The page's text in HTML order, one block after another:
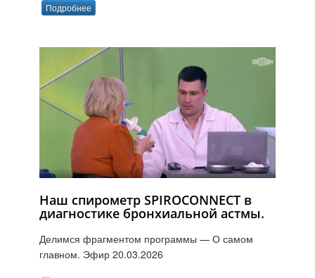
Подробнее
Наш спирометр SPIROCONNECT в
диагностике бронхиальной астмы.
Делимся фрагментом программы — О самом
главном. Эфир 20.03.2026